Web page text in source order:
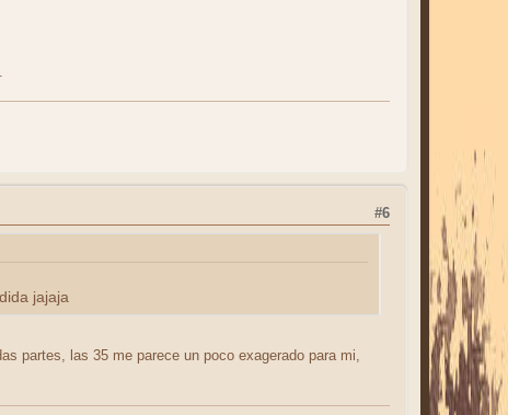
#6
jajaja
partes, las 35 me parece un poco exagerado para mi,